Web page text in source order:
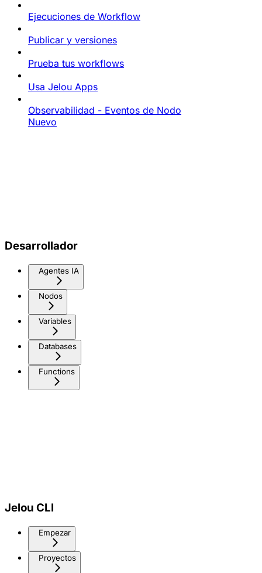
Ejecuciones de Workflow
Publicar y versiones
Prueba tus workflows
Usa Jelou Apps
Observabilidad - Eventos de Nodo
Nuevo
Desarrollador
Agentes IA
Nodos
Variables
Databases
Functions
Jelou CLI
Empezar
Proyectos